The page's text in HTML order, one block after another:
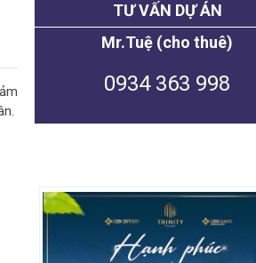
TƯ VẤN DỰ ÁN
Mr.Tuệ (cho thuê)
0934 363 998